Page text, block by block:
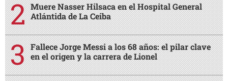
Muere Nasser Hilsaca en el Hospital General
Atlántida de La Ceiba
Fallece Jorge Messi a los 68 años: el pilar clave
en el origen y la carrera de Lionel